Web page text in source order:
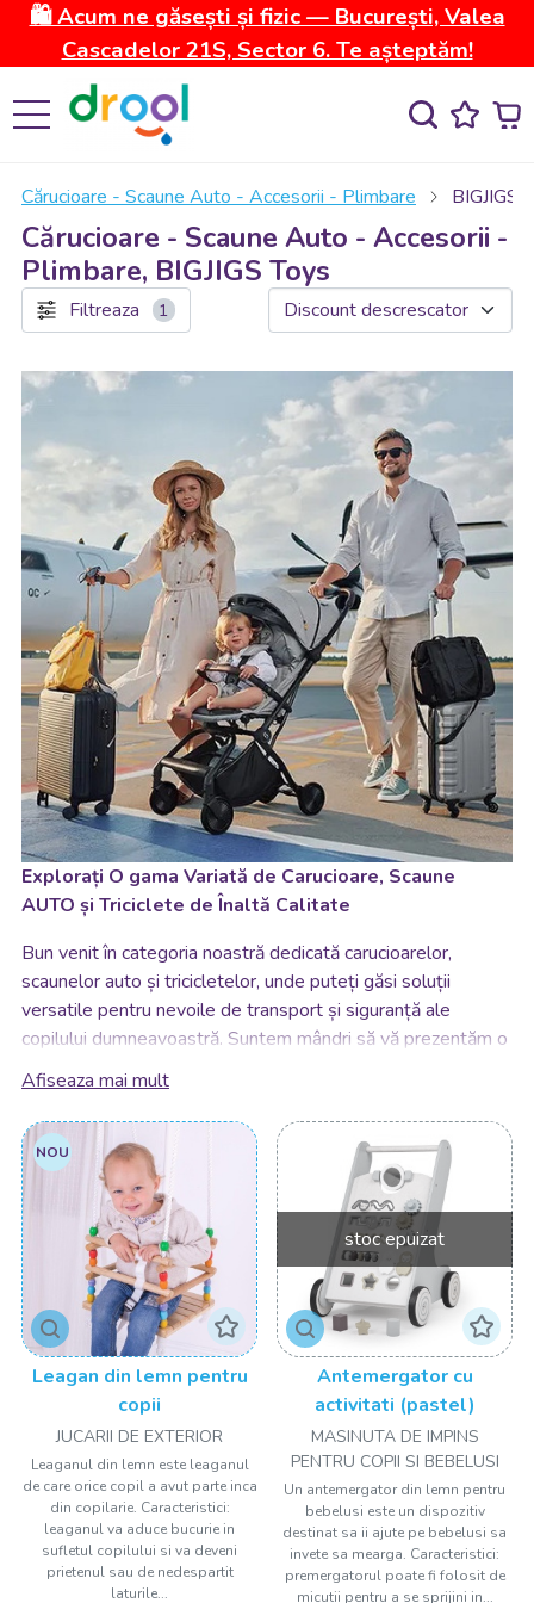
🛍️ Acum ne găsești și fizic — București, Valea
Cascadelor 21S, Sector 6. Te așteptăm!
Cărucioare - Scaune Auto - Accesorii - Plimbare BIGJIGS
Cărucioare - Scaune Auto - Accesorii -
Plimbare, BIGJIGS Toys
Filtreaza 1
Explorați O gama Variată de Carucioare, Scaune
AUTO și Triciclete de Înaltă Calitate
Bun venit în categoria noastră dedicată carucioarelor,
scaunelor auto și tricicletelor, unde puteți găsi soluții
versatile pentru nevoile de transport și siguranță ale
copilului dumneavoastră. Suntem mândri să vă prezentăm o
colecție vastă de produse proiectate cu grijă pentru a
satisface cerințele în continuă schimbare ale părinților
moderni.
Carucioarepentru Plimbări Confortabile și Stilizate
Descoperiți gama noastră de carucioare, create pentru a
oferi confort și siguranță în timpul plimbărilor
dumneavoastră zilnice. De la carucioare compacte și ușor de
manevrat pentru oraș, până la modele all-terrain pentru
aventurile în natură, aveți de unde alege. Fie că sunteți în
căutarea unui design minimalist sau a unor culori vesele,
suntem aici să vă ajutăm să găsiți caruciorul perfect pentru
familia dumneavoastră.
Scaune AUTO- Protecție Sigură pe DrumuriSiguranța
copilului dumneavoastră este o prioritate, iar aceasta este
rațiunea din spatele selecției noastre riguroase de scaune
auto. Oferind o combinație între confort și tehnologie de
ultimă oră, scaunele noastre auto sunt proiectate pentru a
asigura călătoriile dumneavoastră în deplină siguranță.
Afiseaza mai mult
NOU
Leagan din lemn pentru
copii
JUCARII DE EXTERIOR
Leaganul din lemn este leaganul
de care orice copil a avut parte inca
din copilarie. Caracteristici:
leaganul va aduce bucurie in
sufletul copilului si va deveni
prietenul sau de nedespartit
laturile...
stoc epuizat
Antemergator cu
activitati (pastel)
MASINUTA DE IMPINS
PENTRU COPII SI BEBELUSI
Un antemergator din lemn pentru
bebelusi este un dispozitiv
destinat sa ii ajute pe bebelusi sa
invete sa mearga. Caracteristici:
premergatorul poate fi folosit de
micutii pentru a se sprijini in...